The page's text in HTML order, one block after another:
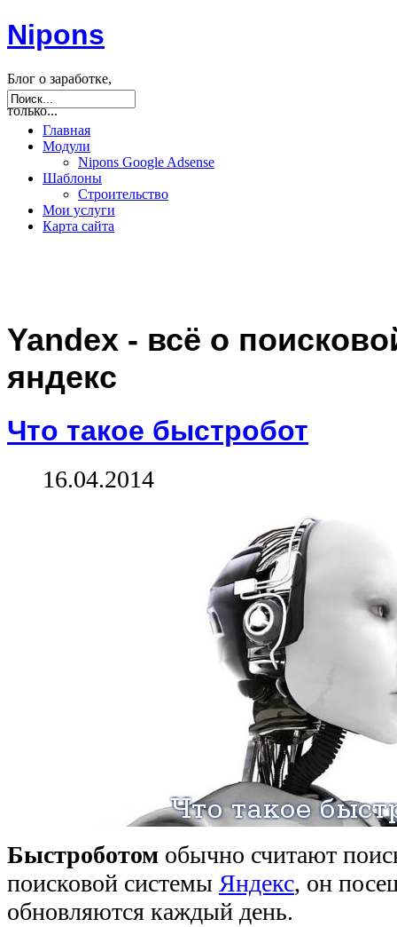
Nipons
Блог о заработке,
seo, joomla и не
только...
Главная
Модули
Nipons Google Adsense
Шаблоны
Строительство
Мои услуги
Карта сайта
Yandex - всё о
яндекс
Что такое быстробот
16.04.2014
Быстроботом обычно считают
поисковой системы Яндекс, он
обновляются каждый день.